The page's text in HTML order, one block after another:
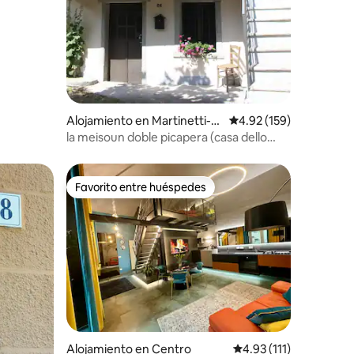
Alojamiento en Martinetti-vi
etti
Calificación promedio:
4.92 (159)
la meisoun doble picapera (casa dello
Favorito entre huéspedes
Favorito entre huéspedes
Alojamiento en Centro Calificación promedio:
4.93 (111)